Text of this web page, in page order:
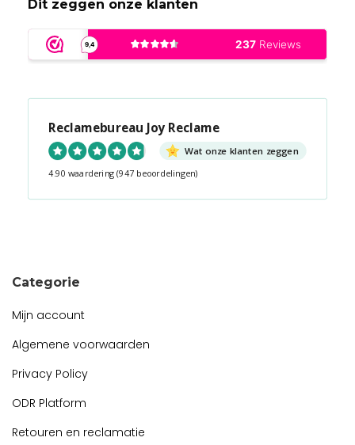
Dit zeggen onze klanten
Reclamebureau Joy Reclame
Wat onze klanten zeggen
4.90 waardering (947 beoordelingen)
Categorie
Mijn account
Algemene voorwaarden
Privacy Policy
ODR Platform
Retouren en reclamatie